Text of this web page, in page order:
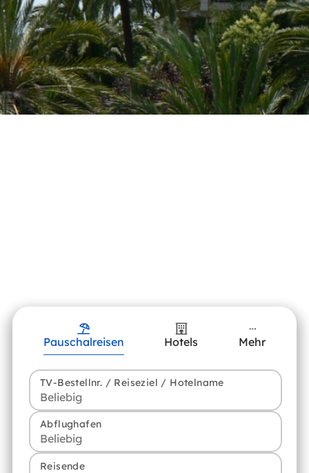
Pauschalreisen Hotels Mehr
TV-Bestellnr. / Reiseziel / Hotelname
Abflughafen
Reisende